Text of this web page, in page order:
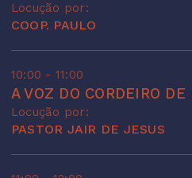
Locução por:
COOP. PAULO
10:00 - 11:00
A VOZ DO CORDEIRO DE
Locução por:
PASTOR JAIR DE JESUS